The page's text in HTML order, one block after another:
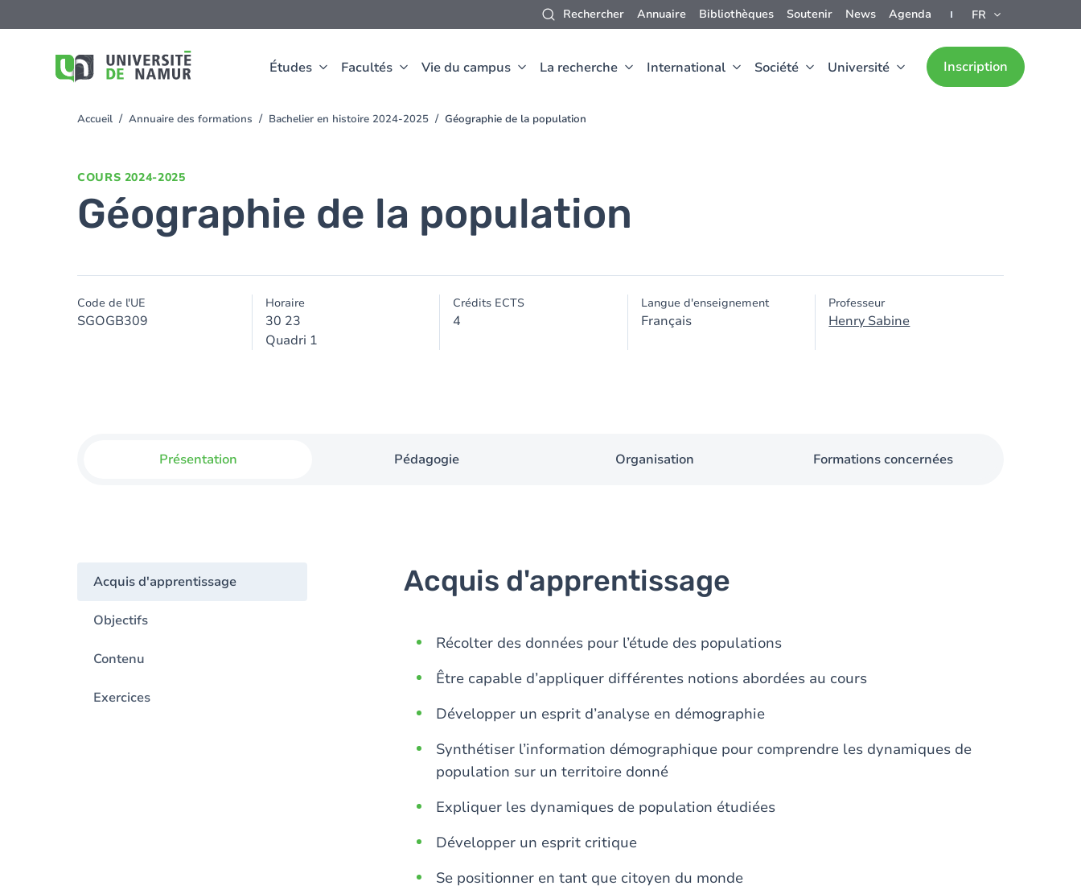
Rechercher Annuaire Bibliothèques Soutenir News Agenda FR
Études Facultés Vie du campus La recherche International Société Université Inscription
au
You
Accueil Annuaire des formations Bachelier en histoire 2024-2025 Géographie de la population
COURS 2024-2025
Géographie de la population
Code de l'UE
SGOGB309
Horaire
30 23
Quadri 1
Crédits ECTS
4
Langue d'enseignement
Français
Professeur
Henry Sabine
Présentation Pédagogie Organisation Formations concernées
Acquis d'apprentissage
Objectifs
Contenu
Exercices
Acquis d'apprentissage
Récolter des données pour l’étude des populations
Être capable d’appliquer différentes notions abordées au cours
Développer un esprit d’analyse en démographie
Synthétiser l’information démographique pour comprendre les dynamiques de
population sur un territoire donné
Expliquer les dynamiques de population étudiées
Développer un esprit critique
Se positionner en tant que citoyen du monde